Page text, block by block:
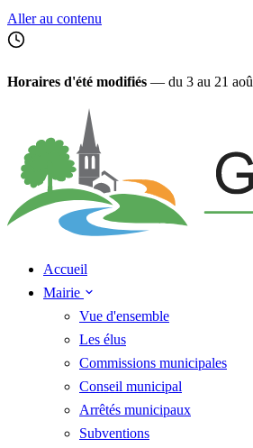
Aller au contenu
Horaires d'été modifiés — du 3 au 21
Accueil
Mairie
Vue d'ensemble
Les élus
Commissions municipales
Conseil municipal
Arrêtés municipaux
Subventions